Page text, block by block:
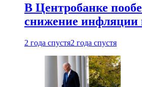
В Центробанке
снижение
2 года спустя2 года спустя